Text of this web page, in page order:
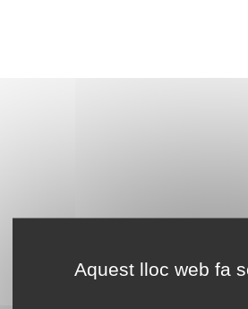
Aquest lloc web fa